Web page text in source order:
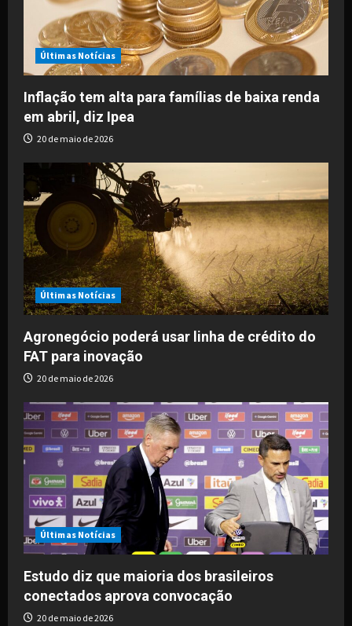
o
n
Últimas Notícias
Inflação tem alta para famílias de baixa renda
em abril, diz Ipea
20 de maio de 2026
Últimas Notícias
Agronegócio poderá usar linha de crédito do
FAT para inovação
20 de maio de 2026
Últimas Notícias
Estudo diz que maioria dos brasileiros
conectados aprova convocação
20 de maio de 2026